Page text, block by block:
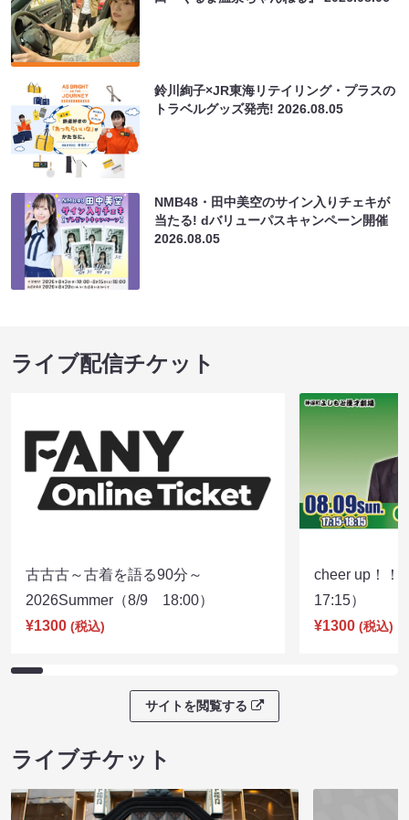
鈴川絢子×JR東海リテイリング・プラスの
トラベルグッズ発売!2026.08.05
NMB48・田中美空のサイン入りチェキが
当たる! dバリューパスキャンペーン開催
2026.08.05
ライブ配信チケット
古古古～古着を語る90分～
2026Summer（8/9 18:00）
¥1300 (税込)
cheer up！
17:15）
¥1300 (税込)
サイトを閲覧する
ライブチケット